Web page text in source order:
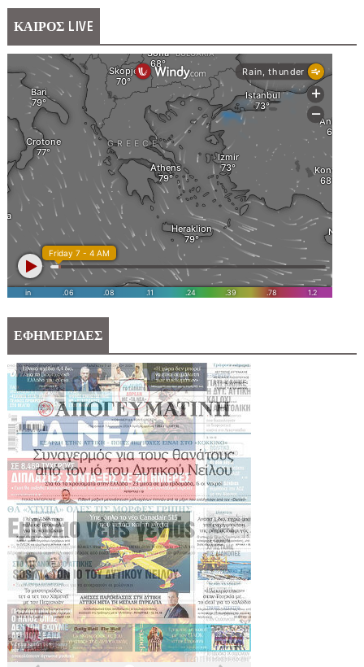
ΚΑΙΡΟΣ LIVE
ΕΦΗΜΕΡΙΔΕΣ